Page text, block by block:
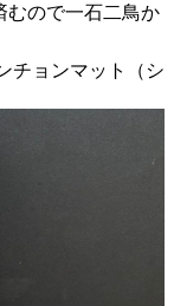
むので一石二鳥か
チョンマット（シ